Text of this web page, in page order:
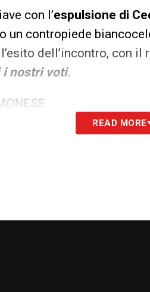
con l’espulsione di
un contropiede
dell’incontro, con
i nostri voti.
6; Marusic 6, Gila 6,
(88` Floriani
READ MORE